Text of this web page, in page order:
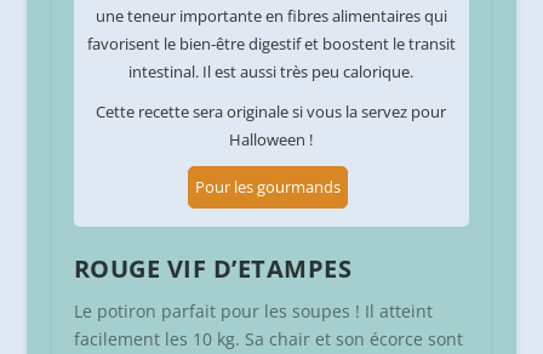
une teneur importante en fibres alimentaires qui
favorisent le bien-être digestif et boostent le transit
intestinal. Il est aussi très peu calorique.
Cette recette sera originale si vous la servez pour
Halloween !
Pour les gourmands
ROUGE VIF D’ETAMPES
Le potiron parfait pour les soupes ! Il atteint
facilement les 10 kg. Sa chair et son écorce sont